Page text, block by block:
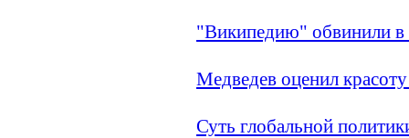
"Википедию" обвинили в
Медведев оценил
Суть глобальной